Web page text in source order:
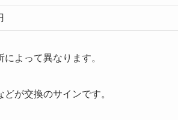
よって異なります。
が交換のサインです。